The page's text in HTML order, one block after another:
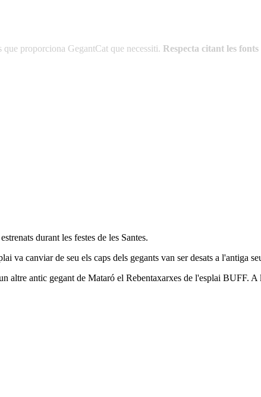
proporciona GegantCat que necessiti. Respecta citant les
durant les festes de les Santes.
va canviar de seu els caps dels gegants van ser desats a l'antiga
altre antic gegant de Mataró el Rebentaxarxes de l'esplai BUFF.